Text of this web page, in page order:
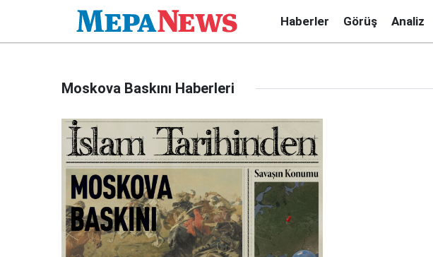
Haberler Görüş Analiz
Moskova Baskını Haberleri